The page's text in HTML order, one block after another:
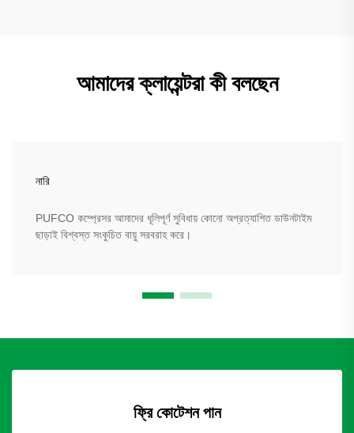
আমাদের ক্লায়েন্টরা কী বলছেন
নারি
PUFCO কম্প্রেসর আমাদের ধূলিপূর্ণ সুবিধায় কোনো অপ্রত্যাশিত ডাউনটাইম
ছাড়াই বিশ্বস্ত সংকুচিত বায়ু সরবরাহ করে।
ফ্রি কোটেশন পান